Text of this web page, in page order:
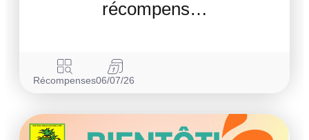
récompens…
Récompenses06/07/26